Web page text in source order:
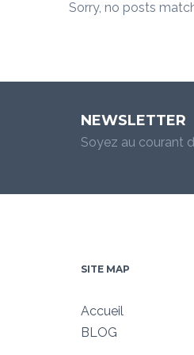
Sorry, no posts
NEWSLETTER
Soyez au courant
SITE MAP
Accueil
BLOG